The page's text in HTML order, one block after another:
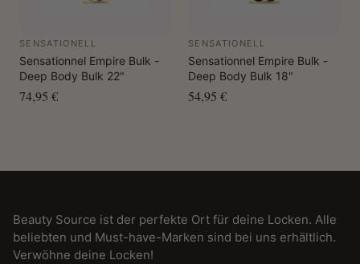
SENSATIONELL
Sensationnel Empire Bulk -
Deep Body Bulk 22"
74,95 €
SENSATIONELL
Sensationnel Empire Bulk -
Deep Body Bulk 18"
54,95 €
Beauty Source ist der perfekte Ort für deine Locken. Alle
beliebten und Must-have-Marken sind bei uns erhältlich.
Verwöhne deine Locken!